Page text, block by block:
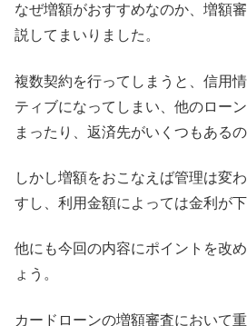
なぜ増額がおすすめなのか、増額
説してまいりました。
複数契約を行ってしまうと、信用
ティブになってしまい、他のロー
まったり、返済先がいくつもある
しかし増額をおこなえば管理は変
すし、利用金額によっては金利が
他にも今回の内容にポイントを改
ょう。
カードローンの増額審査において